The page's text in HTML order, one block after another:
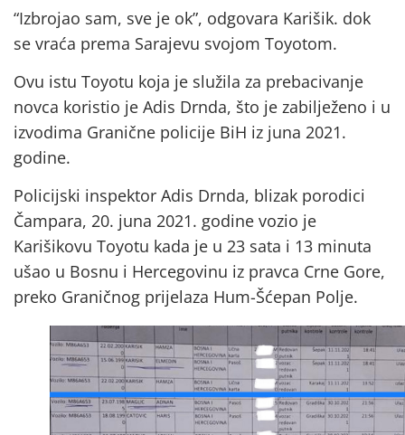
“Izbrojao sam, sve je ok”, odgovara Karišik. dok
se vraća prema Sarajevu svojom Toyotom.
Ovu istu Toyotu koja je služila za prebacivanje
novca koristio je Adis Drnda, što je zabilježeno i u
izvodima Granične policije BiH iz juna 2021.
godine.
Policijski inspektor Adis Drnda, blizak porodici
Čampara, 20. juna 2021. godine vozio je
Karišikovu Toyotu kada je u 23 sata i 13 minuta
ušao u Bosnu i Hercegovinu iz pravca Crne Gore,
preko Graničnog prijelaza Hum-Šćepan Polje.